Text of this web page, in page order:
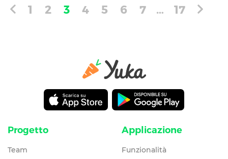
1 2 3 4 5 6 7 … 17
Progetto
Team
Applicazione
Funzionalità